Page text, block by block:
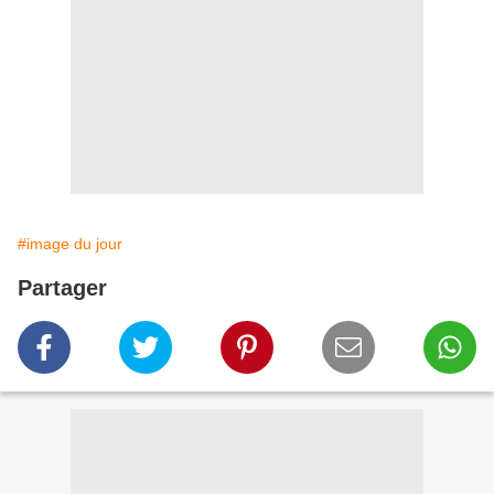
#image du jour
Partager